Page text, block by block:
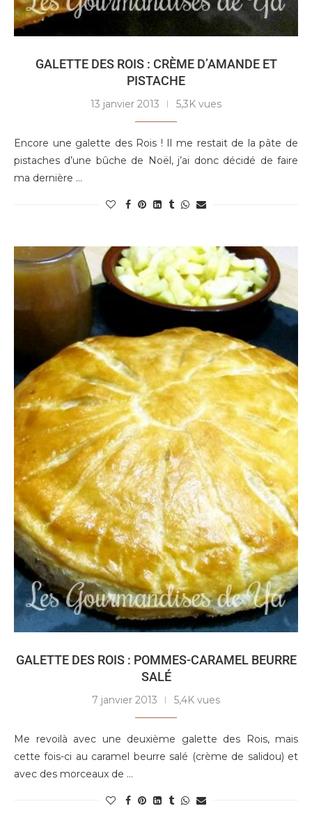
GALETTE DES ROIS : CRÈME D’AMANDE ET
PISTACHE
13 janvier 2013 5,3K vues
Encore une galette des Rois ! Il me restait de la pâte de
pistaches d’une bûche de Noël, j’ai donc décidé de faire
ma dernière …
GALETTE DES ROIS : POMMES-CARAMEL BEURRE
SALÉ
7 janvier 2013 5,4K vues
Me revoilà avec une deuxième galette des Rois, mais
cette fois-ci au caramel beurre salé (crème de salidou) et
avec des morceaux de …